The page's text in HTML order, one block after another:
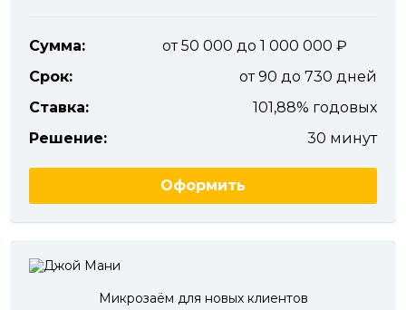
Сумма:
от 50 000 до 1 000 000
Срок:
от 90 до 730 дней
Ставка:
101,88% годовых
Решение:
30 минут
Оформить
Микрозаём для новых клиентов